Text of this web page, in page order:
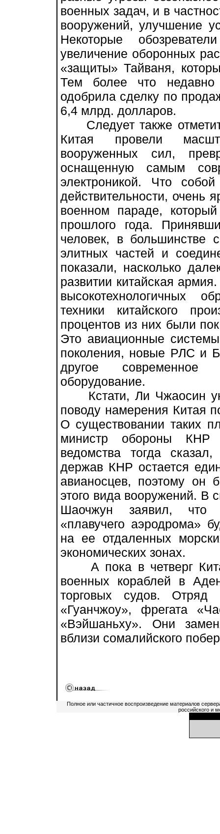
военных задач, и в
вооружений, улучшение
Некоторые
увеличение оборонных
«защиты» Тайваня,
Тем более что
одобрила сделку по
6,4 млрд. долларов.
Следует также
Китая провели
вооруженных сил,
оснащенную самым
электроникой. Что
действительности, очень
военном параде,
прошлого года.
человек, в
элитных частей и
показали, насколько
развитии китайская
высокотехнологичных
техники китайского
процентов из них были
Это авиационные
поколения, новые РЛС и
другое современное
оборудование.
Кстати, Ли Чжаосин
поводу намерения Китая
О существовании таких
министр обороны КНР
ведомства тогда
держав КНР остается
авианосцев, поэтому он
этого вида вооружений. В
Шаочжун заявил, что
«плавучего аэродрома»
на ее отдаленных
экономических зонах.
А пока в четверг
военных кораблей в
торговых судов. Отряд
«Гуанчжоу», фрегата
«Вэйшаньху». Они
вблизи сомалийского
Полное или частичное воспроизведение материалов
российского и